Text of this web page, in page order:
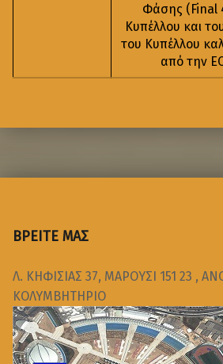
Φάσης (Final
Κυπέλλου και
του Κυπέλλου
από την
ΒΡΕΙΤΕ ΜΑΣ
Λ. ΚΗΦΙΣΙΑΣ 37, ΜΑΡΟΥΣΙ 151 23 ,
ΚΟΛΥΜΒΗΤΗΡΙΟ